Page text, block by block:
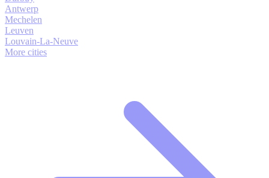
Antwerp
Mechelen
Leuven
Louvain-La-Neuve
More cities